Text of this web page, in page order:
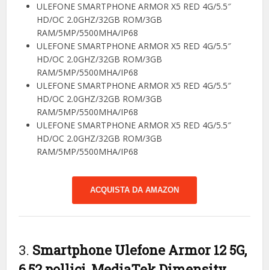
ULEFONE SMARTPHONE ARMOR X5 RED 4G/5.5″
HD/OC 2.0GHZ/32GB ROM/3GB
RAM/5MP/5500MHA/IP68
ULEFONE SMARTPHONE ARMOR X5 RED 4G/5.5″
HD/OC 2.0GHZ/32GB ROM/3GB
RAM/5MP/5500MHA/IP68
ULEFONE SMARTPHONE ARMOR X5 RED 4G/5.5″
HD/OC 2.0GHZ/32GB ROM/3GB
RAM/5MP/5500MHA/IP68
ULEFONE SMARTPHONE ARMOR X5 RED 4G/5.5″
HD/OC 2.0GHZ/32GB ROM/3GB
RAM/5MP/5500MHA/IP68
ACQUISTA DA AMAZON
3. Smartphone Ulefone Armor 12 5G,